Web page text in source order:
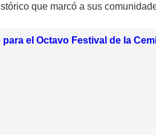
que marcó a sus
el Octavo Festival de la